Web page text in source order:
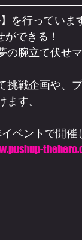
を行っていま
できる！
腕立て伏せ
戦企画や、
す。
ベントで開催